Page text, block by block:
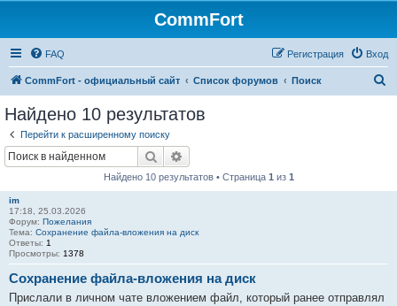
CommFort
FAQ Вход
Регистрация
CommFort - официальный сайт Список форумов Поиск
Найдено 10 результатов
Перейти к расширенному поиску
Поиск
Найдено 10 результатов • Страница 1 из 1
im
17:18, 25.03.2026
Форум: Пожелания
Тема: Сохранение файла-вложения на диск
Ответы: 1
Просмотры: 1378
Сохранение файла-вложения на диск
Прислали в личном чате вложением файл, который ранее отправлял